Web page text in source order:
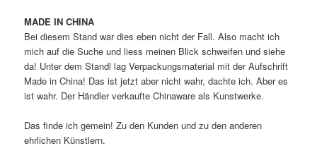
MADE IN CHINA
Bei diesem Stand war dies eben nicht der Fall. Also macht ich
mich auf die Suche und liess meinen Blick schweifen und siehe
da! Unter dem Standl lag Verpackungsmaterial mit der Aufschrift
Made in China! Das ist jetzt aber nicht wahr, dachte ich. Aber es
ist wahr. Der Händler verkaufte Chinaware als Kunstwerke.
Das finde ich gemein! Zu den Kunden und zu den anderen
ehrlichen Künstlern.